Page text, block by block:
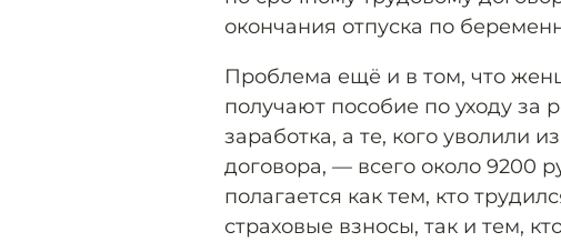
окончания отпуска по
Проблема ещё и в том, что
получают пособие по уходу за
заработка, а те, кого уволили
договора, — всего около 9200
полагается как тем, кто
страховые взносы, так и тем,